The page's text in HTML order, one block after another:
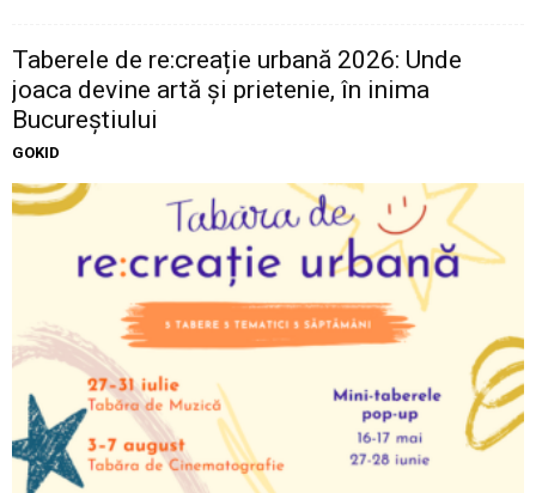
Taberele de re:creație urbană 2026: Unde
joaca devine artă și prietenie, în inima
Bucureștiului
GOKID